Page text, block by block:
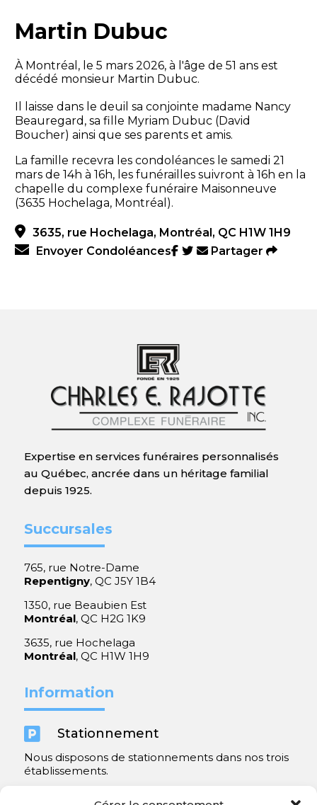
Martin Dubuc
À Montréal, le 5 mars 2026, à l'âge de 51 ans est
décédé monsieur Martin Dubuc.
Il laisse dans le deuil sa conjointe madame Nancy
Beauregard, sa fille Myriam Dubuc (David
Boucher) ainsi que ses parents et amis.
La famille recevra les condoléances le samedi 21
mars de 14h à 16h, les funérailles suivront à 16h en la
chapelle du complexe funéraire Maisonneuve
(3635 Hochelaga, Montréal).
3635, rue Hochelaga, Montréal, QC H1W 1H9
Envoyer Condoléances
Partager
Expertise en services funéraires personnalisés
au Québec, ancrée dans un héritage familial
depuis 1925.
Succursales
765, rue Notre-Dame
Repentigny, QC J5Y 1B4
1350, rue Beaubien Est
Montréal, QC H2G 1K9
3635, rue Hochelaga
Montréal, QC H1W 1H9
Information
 Stationnement
Nous disposons de stationnements dans nos trois
établissements.